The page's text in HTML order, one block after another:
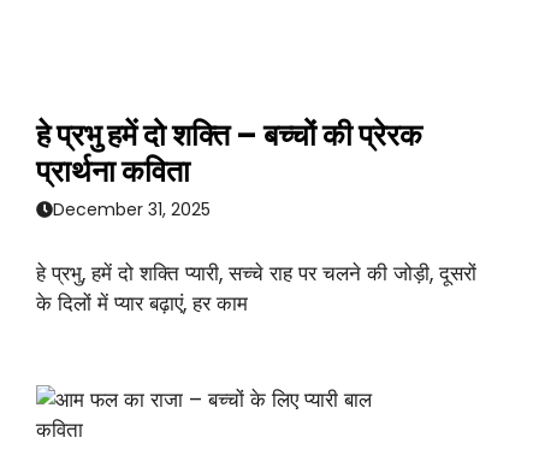
हे प्रभु हमें दो शक्ति – बच्चों की प्रेरक
प्रार्थना कविता
December 31, 2025
हे प्रभु, हमें दो शक्ति प्यारी, सच्चे राह पर चलने की जोड़ी, दूसरों
के दिलों में प्यार बढ़ाएं, हर काम